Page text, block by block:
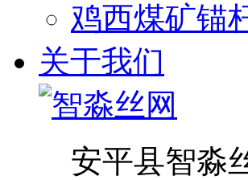
鸡西煤矿锚
关于我们
安平县智淼